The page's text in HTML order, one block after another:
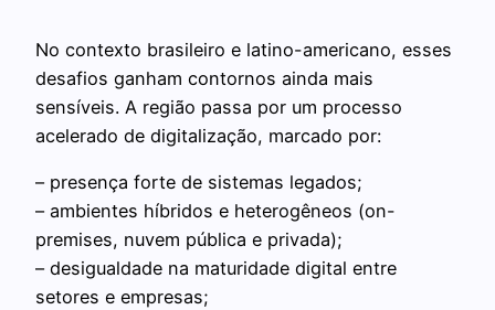
No contexto brasileiro e latino-americano, esses
desafios ganham contornos ainda mais
sensíveis. A região passa por um processo
acelerado de digitalização, marcado por:
– presença forte de sistemas legados;
– ambientes híbridos e heterogêneos (on-
premises, nuvem pública e privada);
– desigualdade na maturidade digital entre
setores e empresas;